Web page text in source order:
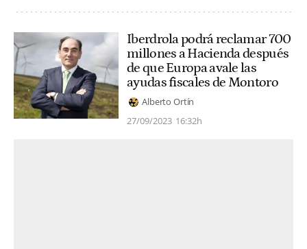
Iberdrola podrá reclamar 700
millones a Hacienda después
de que Europa avale las
ayudas fiscales de Montoro
Alberto Ortín
27/09/2023 16:32h